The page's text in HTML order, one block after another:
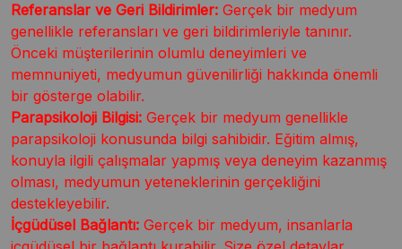
Referanslar ve Geri Bildirimler: Gerçek bir medyum
genellikle referansları ve geri bildirimleriyle tanınır.
Önceki müşterilerinin olumlu deneyimleri ve
memnuniyeti, medyumun güvenilirliği hakkında önemli
bir gösterge olabilir.
Parapsikoloji Bilgisi: Gerçek bir medyum genellikle
parapsikoloji konusunda bilgi sahibidir. Eğitim almış,
konuyla ilgili çalışmalar yapmış veya deneyim kazanmış
olması, medyumun yeteneklerinin gerçekliğini
destekleyebilir.
İçgüdüsel Bağlantı: Gerçek bir medyum, insanlarla